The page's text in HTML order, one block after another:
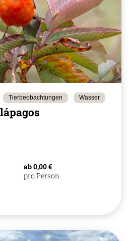
Tierbeobachtungen Wasser
ab 0,00 €
pro Person